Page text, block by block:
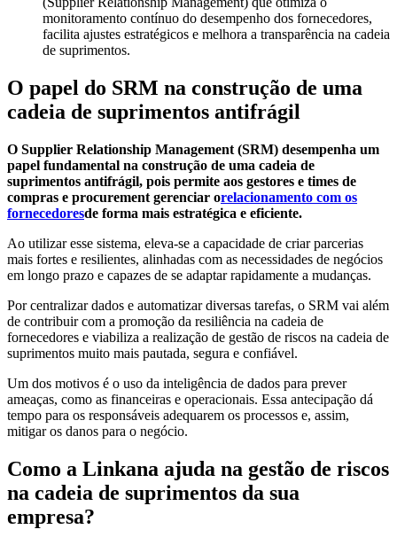
monitoramento contínuo do desempenho dos fornecedores,
facilita ajustes estratégicos e melhora a transparência na cadeia
de suprimentos.
O papel do SRM na construção de uma
cadeia de suprimentos antifrágil
O Supplier Relationship Management (SRM) desempenha um
papel fundamental na construção de uma cadeia de
suprimentos antifrágil, pois permite aos gestores e times de
compras e procurement gerenciar orelacionamento com os
fornecedoresde forma mais estratégica e eficiente.
Ao utilizar esse sistema, eleva-se a capacidade de criar parcerias
mais fortes e resilientes, alinhadas com as necessidades de negócios
em longo prazo e capazes de se adaptar rapidamente a mudanças.
Por centralizar dados e automatizar diversas tarefas, o SRM vai além
de contribuir com a promoção da resiliência na cadeia de
fornecedores e viabiliza a realização de gestão de riscos na cadeia de
suprimentos muito mais pautada, segura e confiável.
Um dos motivos é o uso da inteligência de dados para prever
ameaças, como as financeiras e operacionais. Essa antecipação dá
tempo para os responsáveis adequarem os processos e, assim,
mitigar os danos para o negócio.
Como a Linkana ajuda na gestão de riscos
na cadeia de suprimentos da sua
empresa?